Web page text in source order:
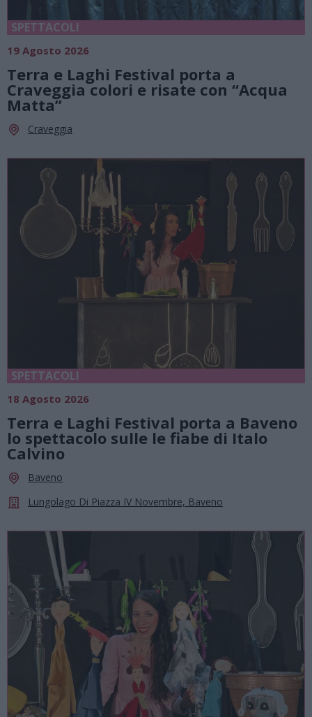
SPETTACOLI
19 Agosto 2026
Terra e Laghi Festival porta a
Craveggia colori e risate con “Acqua
Matta”
Craveggia
SPETTACOLI
18 Agosto 2026
Terra e Laghi Festival porta a Baveno
lo spettacolo sulle le fiabe di Italo
Calvino
Baveno
Lungolago Di Piazza IV Novembre, Baveno